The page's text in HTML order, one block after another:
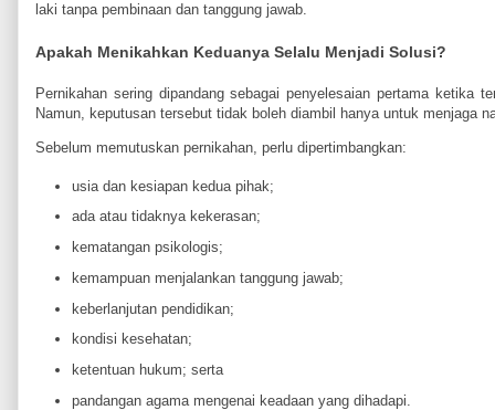
laki tanpa pembinaan dan tanggung jawab.
Apakah Menikahkan Keduanya Selalu Menjadi Solusi?
Pernikahan sering dipandang sebagai penyelesaian pertama ketika
Namun, keputusan tersebut tidak boleh diambil hanya untuk menjaga
Sebelum memutuskan pernikahan, perlu dipertimbangkan:
usia dan kesiapan kedua pihak;
ada atau tidaknya kekerasan;
kematangan psikologis;
kemampuan menjalankan tanggung jawab;
keberlanjutan pendidikan;
kondisi kesehatan;
ketentuan hukum; serta
pandangan agama mengenai keadaan yang dihadapi.